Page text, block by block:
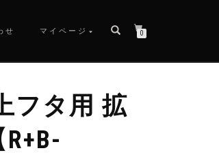
せ マイページ 0
フタ用 拡